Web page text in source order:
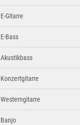
E-Gitarre
E-Bass
Akustikbass
Konzertgitarre
Westerngitarre
Banjo